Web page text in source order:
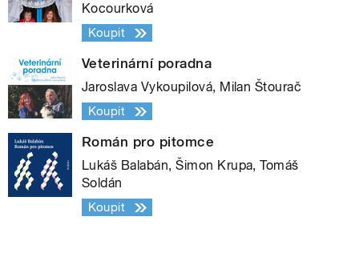
Kocourková
Koupit
Veterinární poradna
Jaroslava Vykoupilová, Milan Štourač
Koupit
Román pro pitomce
Lukáš Balabán, Šimon Krupa, Tomáš
Soldán
Koupit